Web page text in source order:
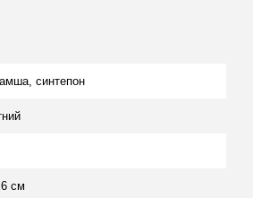
синтепон
см